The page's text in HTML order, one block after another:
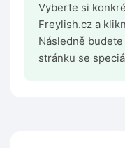
Vyberte si
Freylish.cz a
Následně
stránku se